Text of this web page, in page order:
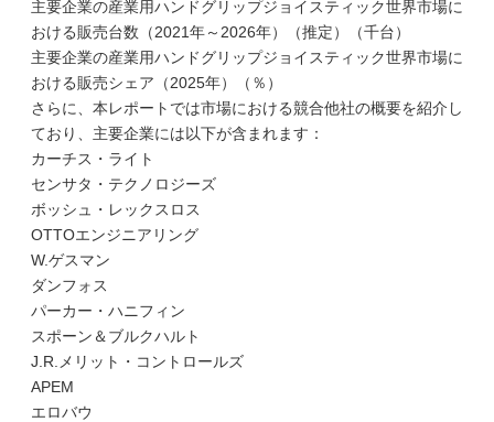
主要企業の産業用ハンドグリップジョイスティック世界市場に
おける販売台数（2021年～2026年）（推定）（千台）
主要企業の産業用ハンドグリップジョイスティック世界市場に
おける販売シェア（2025年）（％）
さらに、本レポートでは市場における競合他社の概要を紹介し
ており、主要企業には以下が含まれます：
カーチス・ライト
センサタ・テクノロジーズ
ボッシュ・レックスロス
OTTOエンジニアリング
W.ゲスマン
ダンフォス
パーカー・ハニフィン
スポーン＆ブルクハルト
J.R.メリット・コントロールズ
APEM
エロバウ